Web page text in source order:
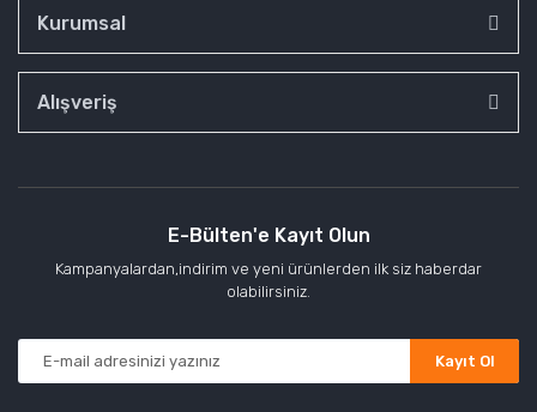
Kurumsal
Alışveriş
E-Bülten'e Kayıt Olun
Kampanyalardan,indirim ve yeni ürünlerden ilk siz haberdar
olabilirsiniz.
Kayıt Ol